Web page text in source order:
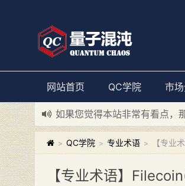
网站首页 QC学院 市
如果您觉得本站非常有看点
新添加量子混沌系统板块，欢
> QC学院 > 专业术语 > 【专业
【专业术语】